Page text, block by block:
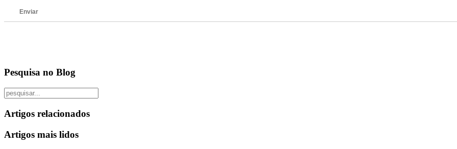
Enviar
Pesquisa no Blog
Artigos relacionados
Artigos mais lidos